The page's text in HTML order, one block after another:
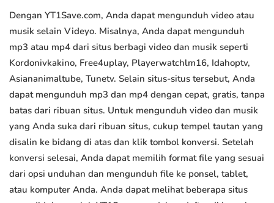
Dengan YT1Save.com, Anda dapat mengunduh video atau
musik selain Videyo. Misalnya, Anda dapat mengunduh
mp3 atau mp4 dari situs berbagi video dan musik seperti
Kordonivkakino, Free4uplay, Playerwatchlm16, Idahoptv,
Asiananimaltube, Tunetv. Selain situs-situs tersebut, Anda
dapat mengunduh mp3 dan mp4 dengan cepat, gratis, tanpa
batas dari ribuan situs. Untuk mengunduh video dan musik
yang Anda suka dari ribuan situs, cukup tempel tautan yang
disalin ke bidang di atas dan klik tombol konversi. Setelah
konversi selesai, Anda dapat memilih format file yang sesuai
dari opsi unduhan dan mengunduh file ke ponsel, tablet,
atau komputer Anda. Anda dapat melihat beberapa situs